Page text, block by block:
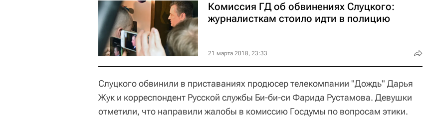
Комиссия ГД об обвинениях Слуцкого:
журналисткам стоило идти в полицию
21 марта 2018, 23:33
Слуцкого обвинили в приставаниях продюсер телекомпании "Дождь" Дарья
Жук и корреспондент Русской службы Би-би-си Фарида Рустамова. Девушки
отметили, что направили жалобы в комиссию Госдумы по вопросам этики.